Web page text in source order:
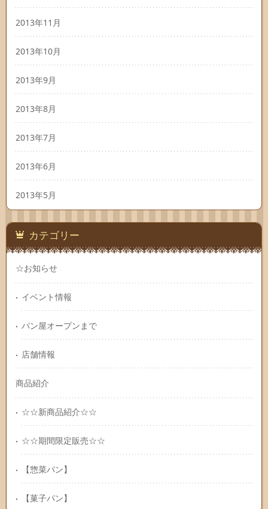
2013年11月
2013年10月
2013年9月
2013年8月
2013年7月
2013年6月
2013年5月
カテゴリー
☆お知らせ
イベント情報
パン屋オープンまで
店舗情報
商品紹介
☆☆新商品紹介☆☆
☆☆期間限定販売☆☆
【惣菜パン】
【菓子パン】